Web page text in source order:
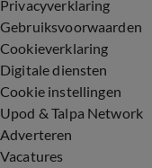
Privacyverklaring
Gebruiksvoorwaarden
Cookieverklaring
Digitale diensten
Cookie instellingen
Upod & Talpa Network
Adverteren
Vacatures